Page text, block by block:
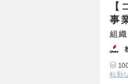
事
組
転勤